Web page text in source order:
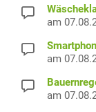
am
am
am